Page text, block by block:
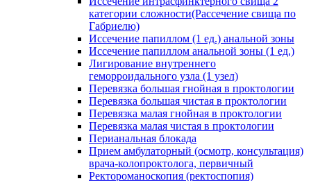
категории сложности(Рассечение свища по
Габриелю)
Иссечение папиллом (1 ед.) анальной зоны
Иссечение папиллом анальной зоны (1 ед.)
Лигирование внутреннего
геморроидального узла (1 узел)
Перевязка большая гнойная в проктологии
Перевязка большая чистая в проктологии
Перевязка малая гнойная в проктологии
Перевязка малая чистая в проктологии
Перианальная блокада
Прием амбулаторный (осмотр, консультация)
врача-колопроктолога, первичный
Ректороманоскопия (ректоспопия)